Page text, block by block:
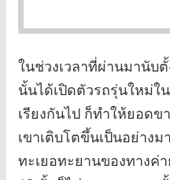
ในช่วงเวลาที่ผ่านมานับ
นั้นได้เปิดตัวรถรุ่นใหม่ใ
เรียงกันไป ก็ทำให้ยอด
เขาเติบโตขึ้นเป็นอย่าง
ทะเยอทะยานของทางค่